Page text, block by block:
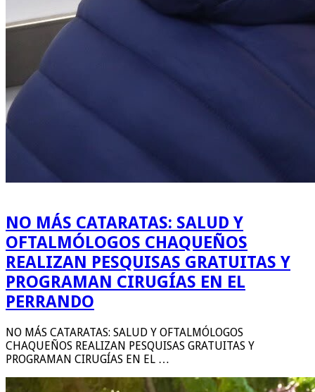
NO MÁS CATARATAS: SALUD Y
OFTALMÓLOGOS CHAQUEÑOS
REALIZAN PESQUISAS GRATUITAS Y
PROGRAMAN CIRUGÍAS EN EL
PERRANDO
NO MÁS CATARATAS: SALUD Y OFTALMÓLOGOS
CHAQUEÑOS REALIZAN PESQUISAS GRATUITAS Y
PROGRAMAN CIRUGÍAS EN EL …